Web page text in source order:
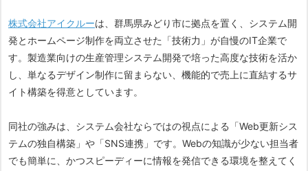
株式会社アイクルーは、群馬県みどり市に拠点を置く、システム開
発とホームページ制作を両立させた「技術力」が自慢のIT企業で
す。製造業向けの生産管理システム開発で培った高度な技術を活か
し、単なるデザイン制作に留まらない、機能的で売上に直結するサ
イト構築を得意としています。
同社の強みは、システム会社ならではの視点による「Web更新シス
テムの独自構築」や「SNS連携」です。Webの知識が少ない担当者
でも簡単に、かつスピーディーに情報を発信できる環境を整えてく